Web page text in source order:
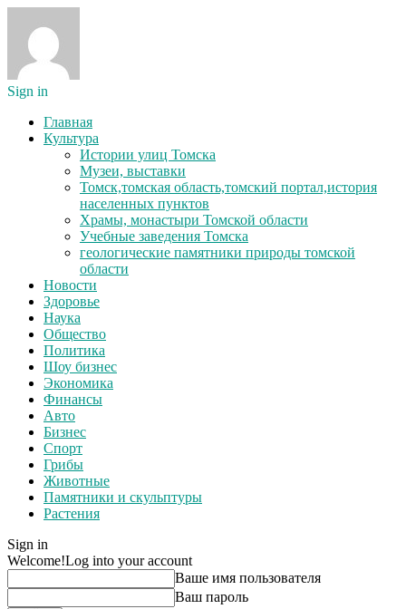
Sign in
Главная
Культура
Истории улиц Томска
Музеи, выставки
Томск,томская область,томский портал,история
населенных пунктов
Храмы, монастыри Томской области
Учебные заведения Томска
геологические памятники природы томской
области
Новости
Здоровье
Наука
Общество
Политика
Шоу бизнес
Экономика
Финансы
Авто
Бизнес
Спорт
Грибы
Животные
Памятники и скульптуры
Растения
Sign in
Welcome!Log into your account
Ваше имя пользователя
Ваш пароль